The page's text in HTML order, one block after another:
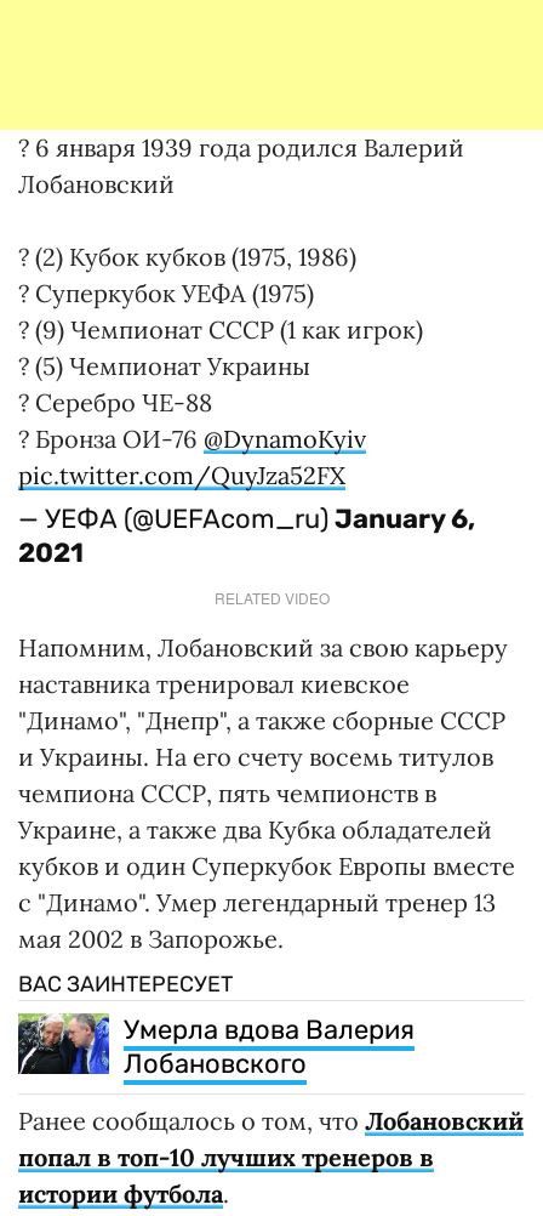
? 6 января 1939 года родился Валерий
Лобановский
? (2) Кубок кубков (1975, 1986)
? Суперкубок УЕФА (1975)
? (9) Чемпионат СССР (1 как игрок)
? (5) Чемпионат Украины
? Серебро ЧЕ-88
? Бронза ОИ-76 @DynamoKyiv
pic.twitter.com/QuyJza52FX
— УЕФА (@UEFAcom_ru)January 6,
2021
RELATED VIDEO
Напомним, Лобановский за свою карьеру
наставника тренировал киевское
"Динамо", "Днепр", а также сборные СССР
и Украины. На его счету восемь титулов
чемпиона СССР, пять чемпионств в
Украине, а также два Кубка обладателей
кубков и один Суперкубок Европы вместе
с "Динамо". Умер легендарный тренер 13
мая 2002 в Запорожье.
ВАС ЗАИНТЕРЕСУЕТ
Умерла вдова Валерия
Лобановского
Ранее сообщалось о том, что Лобановский
попал в топ-10 лучших тренеров в
истории футбола.